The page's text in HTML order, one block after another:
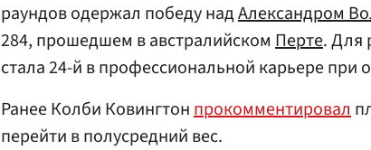
раундов одержал победу надАлександром
284, прошедшем в австралийском Перте. Для
стала 24-й в профессиональной карьере
Ранее Колби Ковингтонпрокомментировал
перейти в полусредний вес.